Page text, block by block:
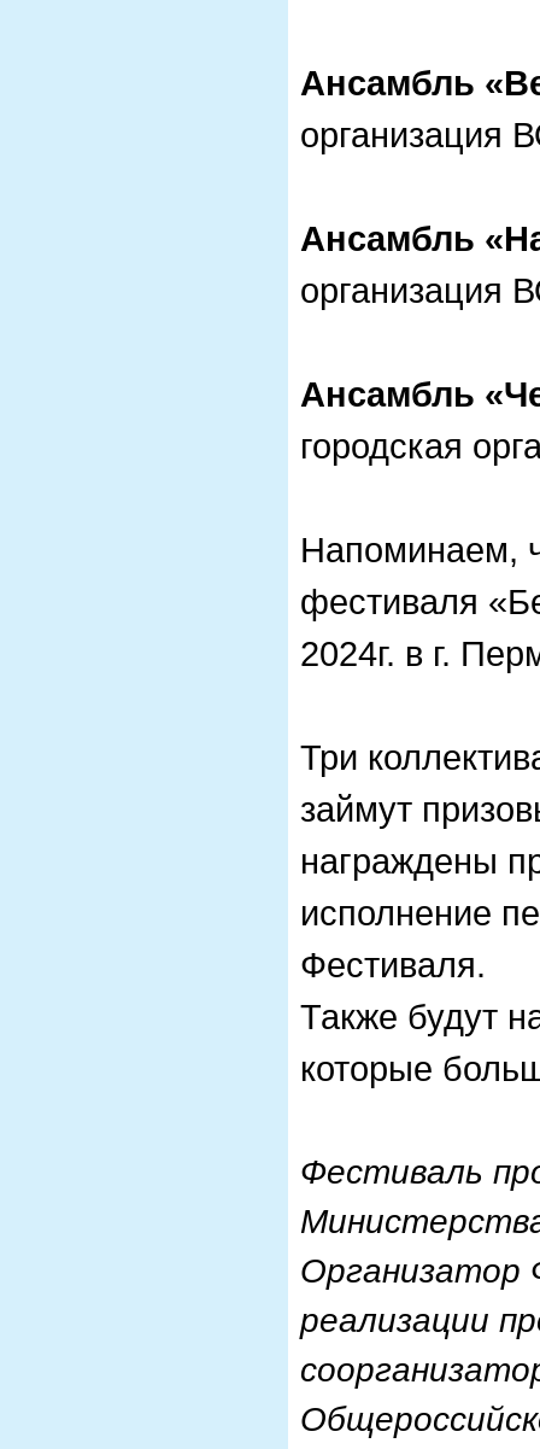
Ансамбль
организация
Ансамбль
организация
Ансамбль
городская
Напоминаем,
фестиваля
2024г. в г.
Три
займут
награждены
исполнение
Фестиваля.
Также будут
которые
Фестиваль
Организатор
реализации